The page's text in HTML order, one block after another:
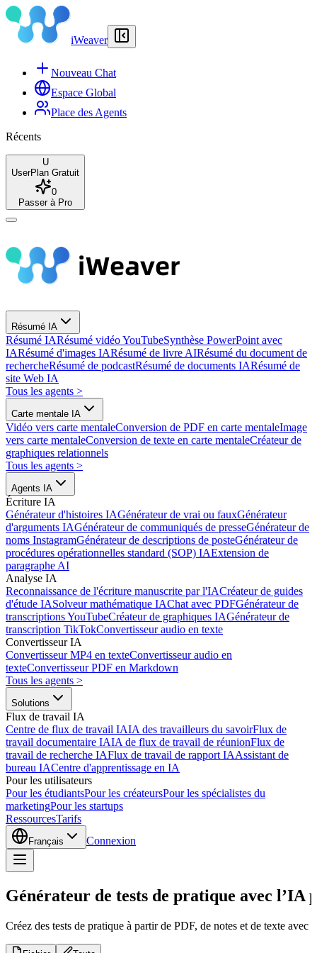
iWeaver
Nouveau Chat
Espace Global
Place des Agents
Récents
U
UserPlan Gratuit
0
Passer à Pro
Résumé IA
Résumé IARésumé vidéo YouTubeSynthèse PowerPoint avec
IARésumé d'images IARésumé de livre AIRésumé du document de
rechercheRésumé de podcastRésumé de documents IARésumé de
site Web IA
Tous les agents >
Carte mentale IA
Vidéo vers carte mentaleConversion de PDF en carte mentaleImage
vers carte mentaleConversion de texte en carte mentaleCréateur de
graphiques relationnels
Tous les agents >
Agents IA
Écriture IA
Générateur d'histoires IAGénérateur de vrai ou fauxGénérateur
d'arguments IAGénérateur de communiqués de presseGénérateur de
noms InstagramGénérateur de descriptions de posteGénérateur de
procédures opérationnelles standard (SOP) IAExtension de
paragraphe AI
Analyse IA
Reconnaissance de l'écriture manuscrite par l'IACréateur de guides
d'étude IASolveur mathématique IAChat avec PDFGénérateur de
transcriptions YouTubeCréateur de graphiques IAGénérateur de
transcription TikTokConvertisseur audio en texte
Convertisseur IA
Convertisseur MP4 en texteConvertisseur audio en
texteConvertisseur PDF en Markdown
Tous les agents >
Solutions
Flux de travail IA
Centre de flux de travail IAIA des travailleurs du savoirFlux de
travail documentaire IAIA de flux de travail de réunionFlux de
travail de recherche IAFlux de travail de rapport IAAssistant de
bureau IACentre d'apprentissage en IA
Pour les utilisateurs
Pour les étudiantsPour les créateursPour les spécialistes du
marketingPour les startups
RessourcesTarifs
Français Connexion
Générateur de tests de pratique avec l’IA
Créez des tests de pratique à partir de PDF, de notes et de texte